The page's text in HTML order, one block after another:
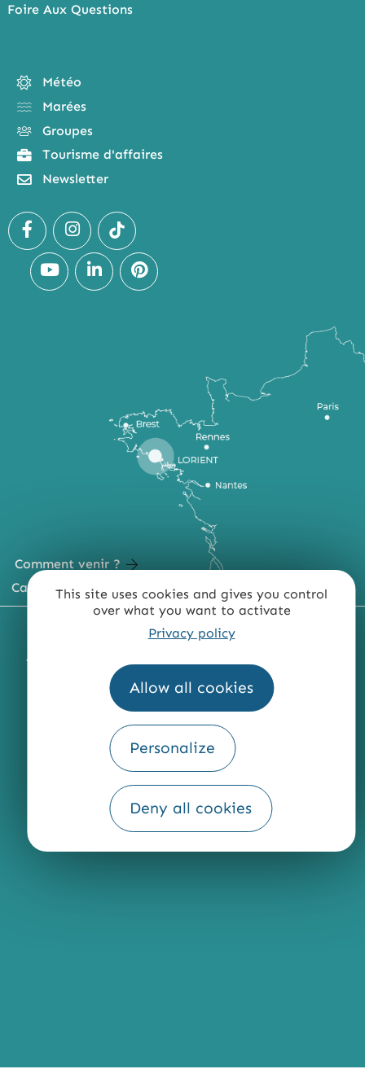
This site uses cookies and gives you control
over what you want to activate
Privacy policy
Allow all cookies
Personalize
Deny all cookies
Foire Aux Questions
Météo
Marées
Groupes
Tourisme d'affaires
Newsletter
Comment venir ?
Carte du territoire
MENTIONS LÉGALES PLAN DU SITE
ACCESSIBILITÉ : NON CONFORME
QUI SOMMES-NOUS ?
Fourni par
Traduction